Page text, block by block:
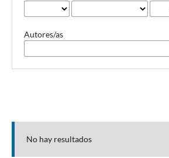
Autores/as
No hay resultados